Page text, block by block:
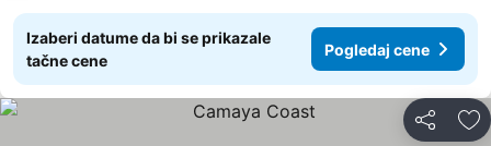
Izaberi datume da bi se prikazale
tačne cene
Pogledaj cene
Deli